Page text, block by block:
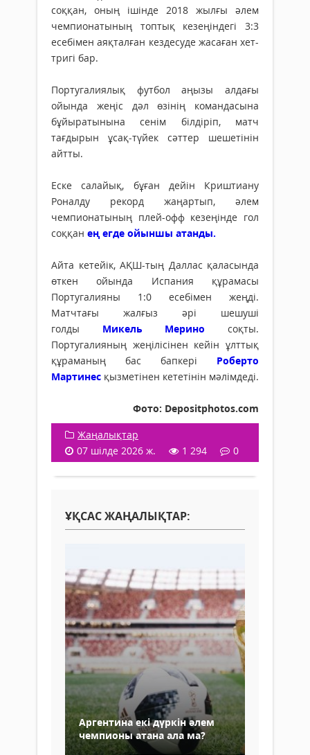
соққан, оның ішінде 2018 жылғы әлем
чемпионатының топтық кезеңіндегі 3:3
есебімен аяқталған кездесуде жасаған хет-
тригі бар.
Португалиялық футбол аңызы алдағы
ойында жеңіс дәл өзінің командасына
бұйыратынына сенім білдіріп, матч
тағдырын ұсақ-түйек сәттер шешетінін
айтты.
Еске салайық, бұған дейін Криштиану
Роналду рекорд жаңартып, әлем
чемпионатының плей-офф кезеңінде гол
соққан ең егде ойыншы атанды.
Айта кетейік, АҚШ-тың Даллас қаласында
өткен ойында Испания құрамасы
Португалияны 1:0 есебімен жеңді.
Матчтағы жалғыз әрі шешуші
голды Микель Мерино
соқты.
Португалияның жеңілісінен кейін ұлттық
құраманың бас бапкері Роберто
Мартинес қызметінен кететінін мәлімдеді.
Фото: Depositphotos.com
Жаңалықтар
07 шілде 2026 ж.
1 294 0
ҰҚСАС ЖАҢАЛЫҚТАР:
Аргентина екі дүркін әлем
чемпионы атана ала ма?